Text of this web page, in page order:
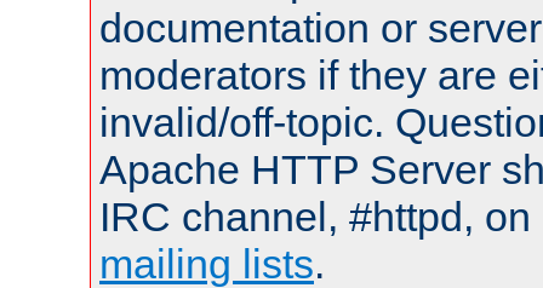
documentation or
moderators if they are
invalid/off-topic.
Apache HTTP Server
IRC channel, #httpd,
mailing lists.